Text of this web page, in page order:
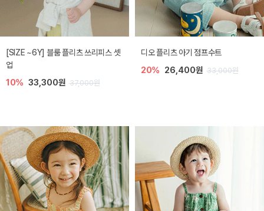
[SIZE ~6Y] 블룸 플리츠 쓰리피스 셋
업
10% 33,300원 37,000원
디오 플리츠 아기 점프수트
20% 26,400원 33,000원